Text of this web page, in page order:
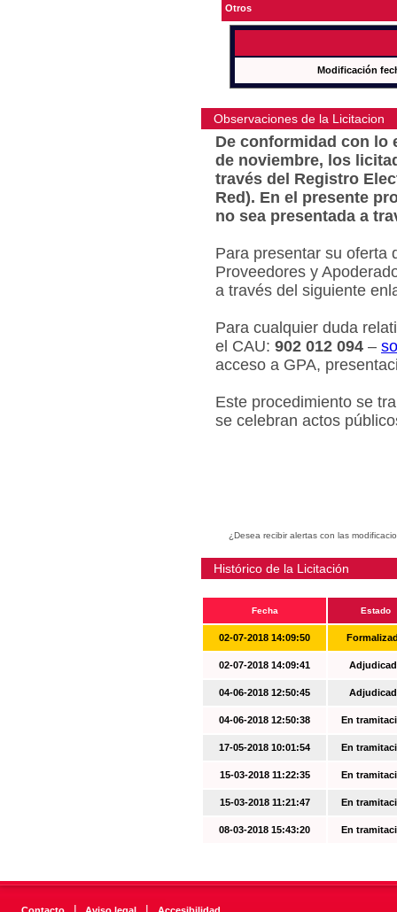
Otros
Modificación
Observaciones de la Licitacion
De conformidad con lo
de noviembre, los
través del Registro
Red). En el presente
no sea presentada a
Para presentar su oferta
Proveedores y
a través del siguiente
Para cualquier duda
el CAU: 902 012 094 –
acceso a GPA,
Este procedimiento se
se celebran actos
¿Desea recibir alertas con las
Histórico de la Licitación
Fecha Estado
02-07-2018 14:09:50
02-07-2018 14:09:41
04-06-2018 12:50:45
04-06-2018 12:50:38 En
17-05-2018 10:01:54 En
15-03-2018 11:22:35 En
15-03-2018 11:21:47 En
08-03-2018 15:43:20 En